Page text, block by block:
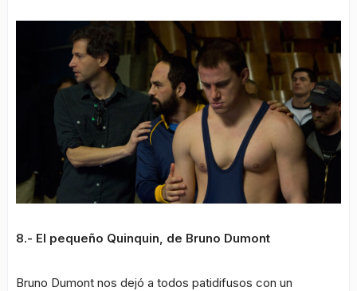
8.- El pequeño Quinquin, de Bruno Dumont
Bruno Dumont nos dejó a todos patidifusos con un